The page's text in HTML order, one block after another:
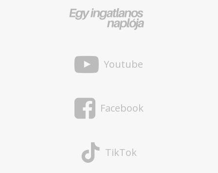
Youtube
Facebook
TikTok